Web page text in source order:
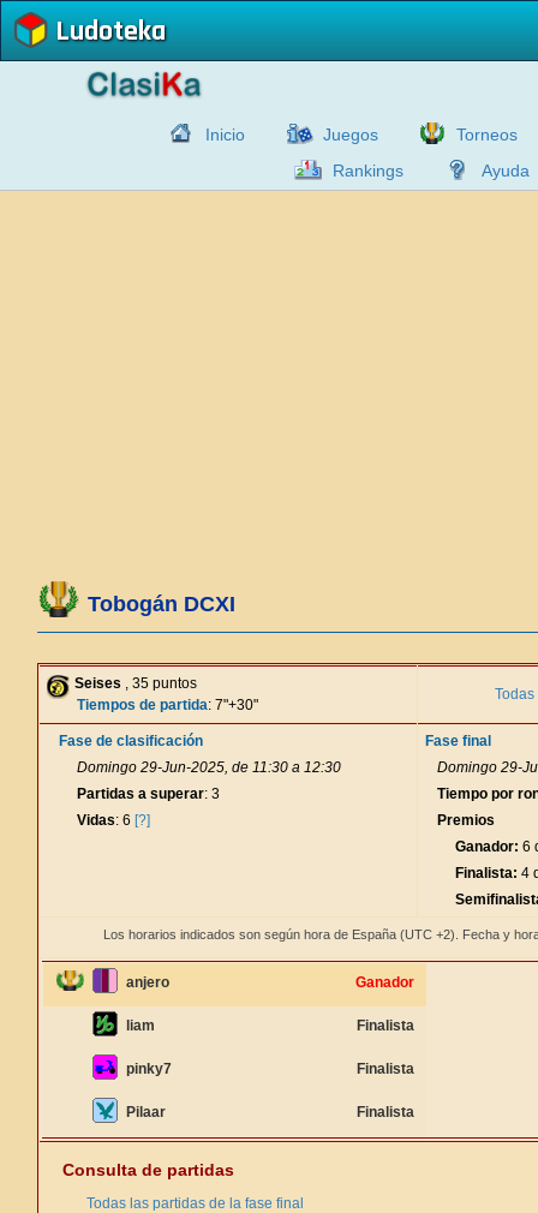
Ludoteka
Inicio Juegos
Torneos
Rankings
Ayuda
Tobogán DCXI
Seises , 35 puntos
Tiempos de partida: 7"+30"
Fase de clasificación
Domingo 29-Jun-2025, de 11:30 a 12:30
Partidas a superar: 3
Vidas: 6 [?]
Fase final
Domingo 29-
Tiempo por
Premios
Ganador: 6
Finalista: 4
Los horarios indicados son según hora de España (UTC +2). Fecha y
anjero Ganador
liam Finalista
pinky7 Finalista
Pilaar Finalista
Consulta de partidas
Todas las partidas de la fase final